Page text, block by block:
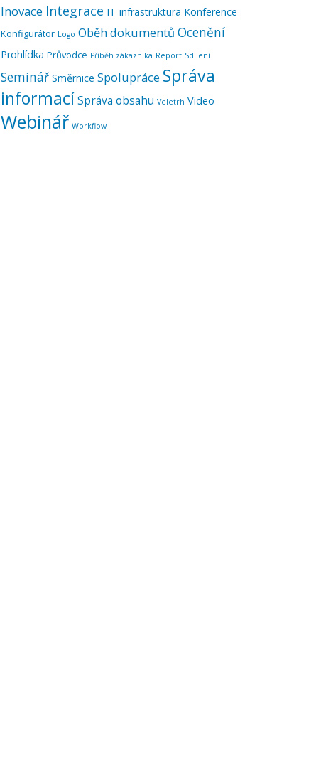
Inovace Integrace IT infrastruktura Konference
Konfigurátor Logo Oběh dokumentů Ocenění
Prohlídka Průvodce Příběh zákazníka Report Sdílení
Seminář Směrnice Spolupráce Správa
informacíSpráva obsahu Veletrh Video
Webinář Workflow